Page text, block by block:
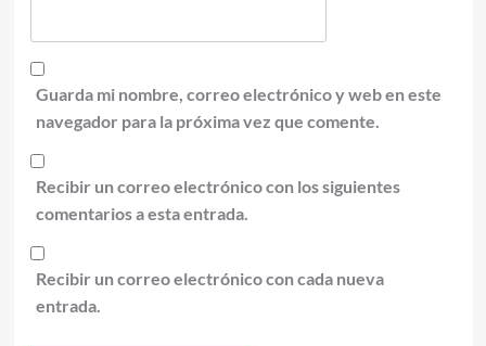
Guarda mi nombre, correo electrónico y web en este
navegador para la próxima vez que comente.
Recibir un correo electrónico con los siguientes
comentarios a esta entrada.
Recibir un correo electrónico con cada nueva
entrada.